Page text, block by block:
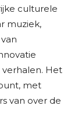
culturele
muziek,
Het
met
van over de